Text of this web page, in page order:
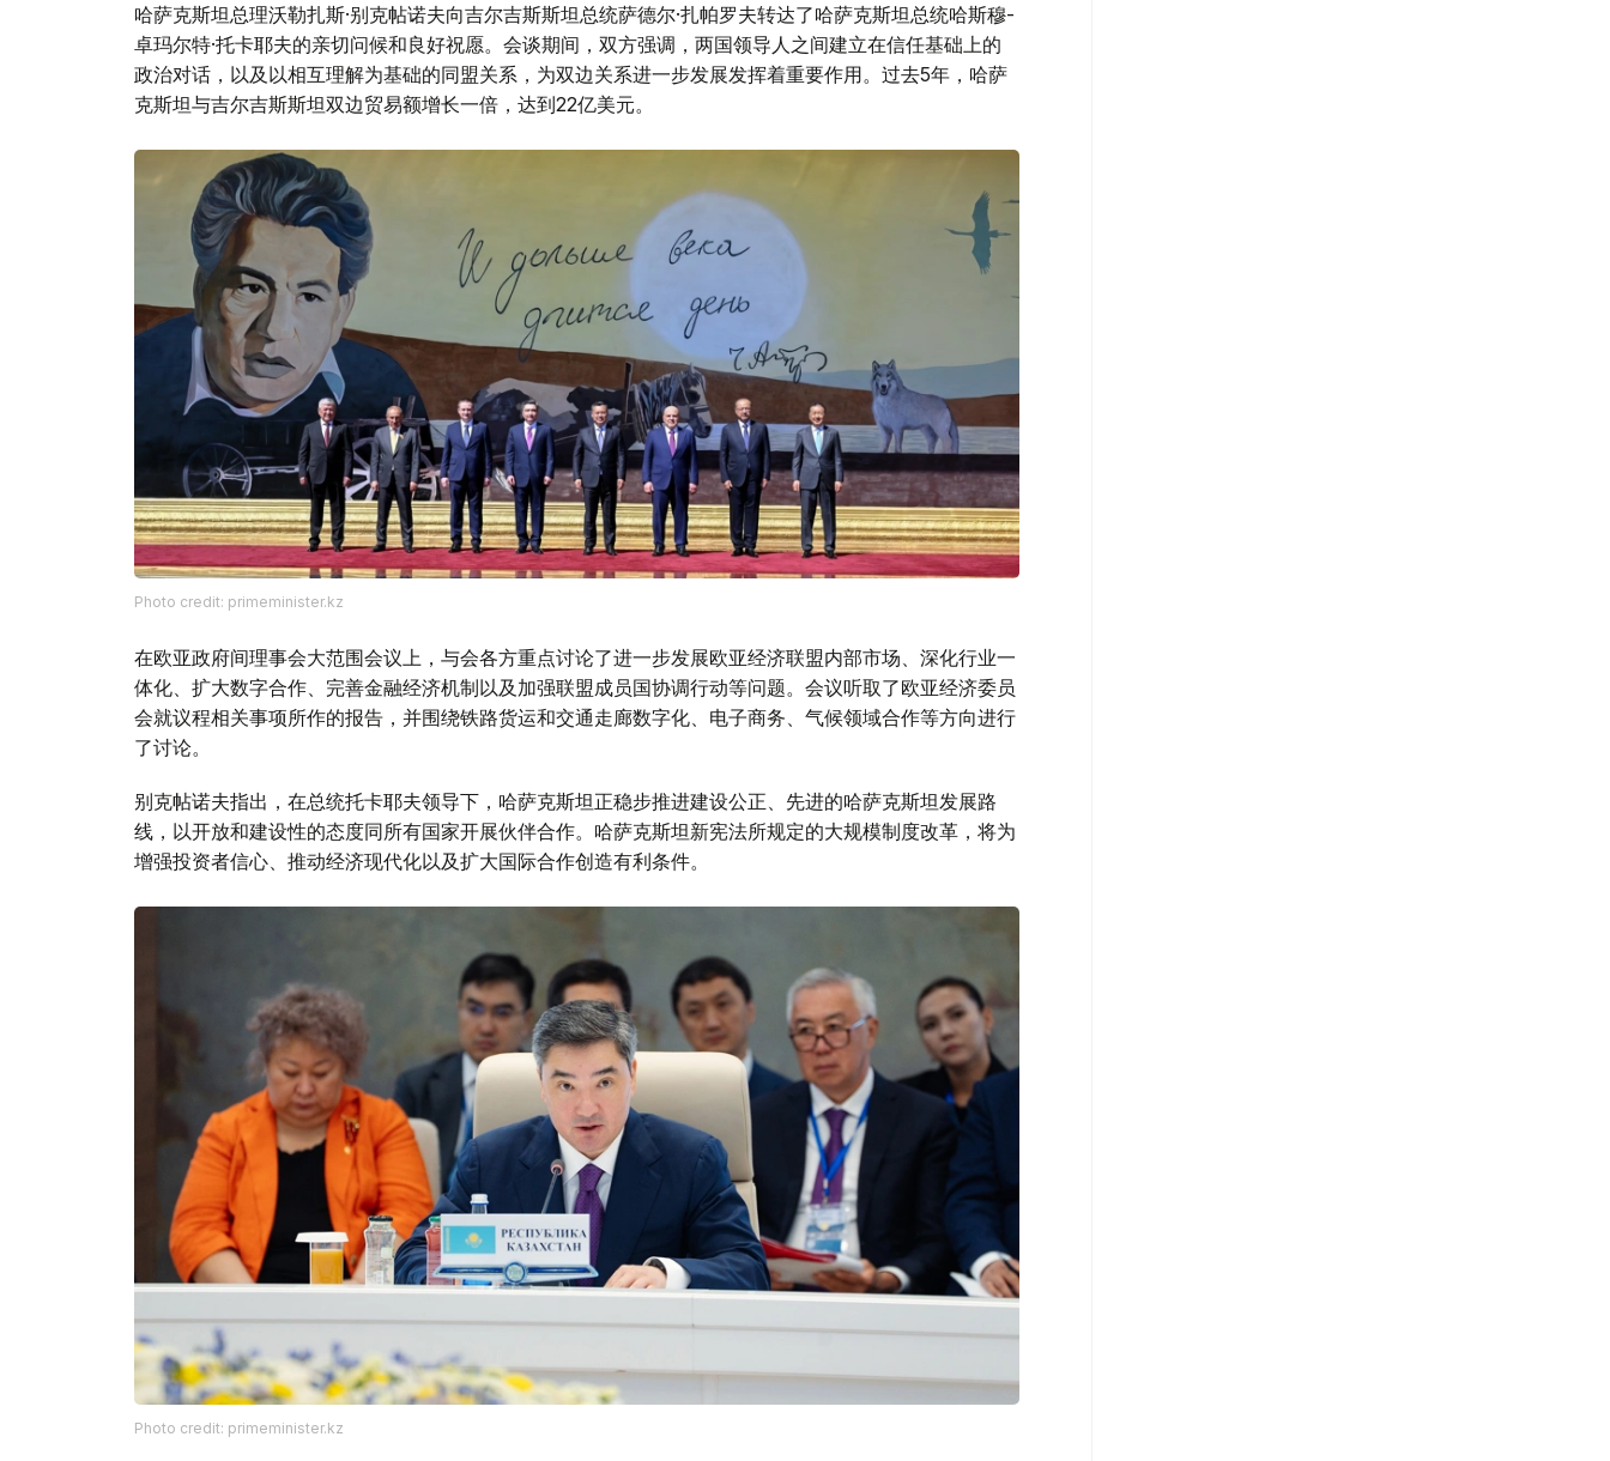
哈萨克斯坦总理沃勒扎斯·别克帖诺夫向吉尔吉斯斯坦总统萨德尔·扎帕罗夫转达了哈萨克斯坦总统哈斯穆-
卓玛尔特·托卡耶夫的亲切问候和良好祝愿。会谈期间，双方强调，两国领导人之间建立在信任基础上的
政治对话，以及以相互理解为基础的同盟关系，为双边关系进一步发展发挥着重要作用。过去5年，哈萨
克斯坦与吉尔吉斯斯坦双边贸易额增长一倍，达到22亿美元。
Photo credit: primeminister.kz
在欧亚政府间理事会大范围会议上，与会各方重点讨论了进一步发展欧亚经济联盟内部市场、深化行业一
体化、扩大数字合作、完善金融经济机制以及加强联盟成员国协调行动等问题。会议听取了欧亚经济委员
会就议程相关事项所作的报告，并围绕铁路货运和交通走廊数字化、电子商务、气候领域合作等方向进行
了讨论。
别克帖诺夫指出，在总统托卡耶夫领导下，哈萨克斯坦正稳步推进建设公正、先进的哈萨克斯坦发展路
线，以开放和建设性的态度同所有国家开展伙伴合作。哈萨克斯坦新宪法所规定的大规模制度改革，将为
增强投资者信心、推动经济现代化以及扩大国际合作创造有利条件。
Photo credit: primeminister.kz